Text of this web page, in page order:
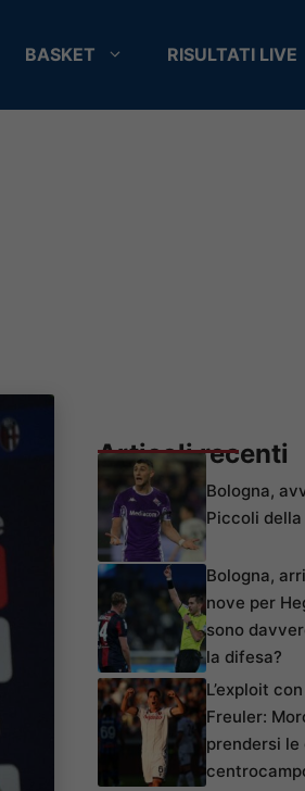
BASKET RISULTATI LIVE
Articoli recenti
Bologna,
Piccoli
Bologna,
nove per
sono
la difesa?
L’exploit
Freuler:
prendersi le